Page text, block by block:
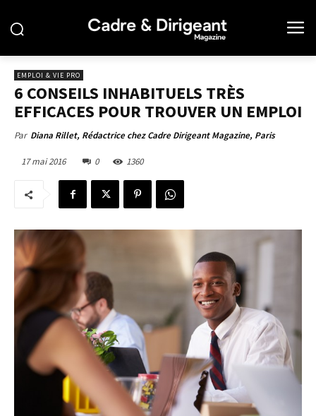
EMPLOI & VIE PRO
6 CONSEILS INHABITUELS TRÈS
EFFICACES POUR TROUVER UN EMPLOI
Par Diana Rillet, Rédactrice chez Cadre Dirigeant Magazine, Paris
17 mai 2016 0 1360